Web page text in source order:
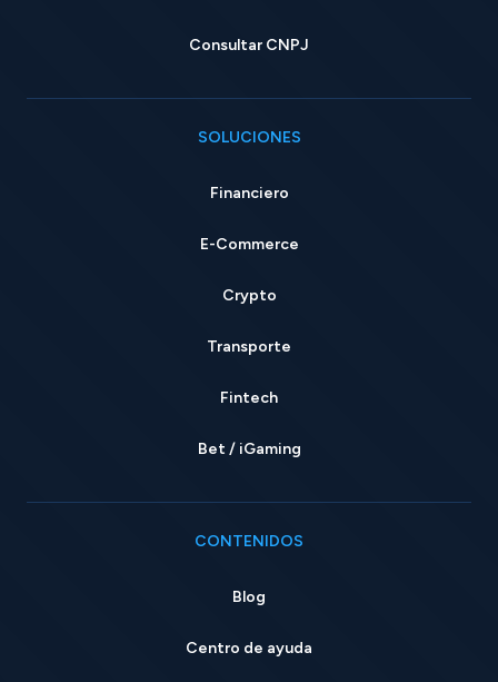
Consultar CNPJ
SOLUCIONES
Financiero
E-Commerce
Crypto
Transporte
Fintech
Bet / iGaming
CONTENIDOS
Blog
Centro de ayuda